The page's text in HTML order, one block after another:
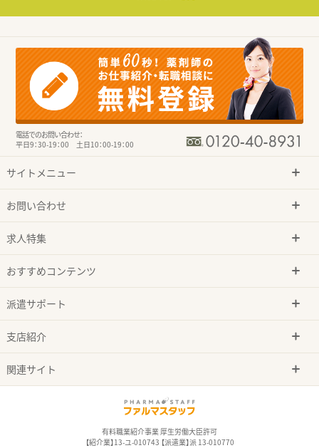
電話でのお問い合わせ：
平日9：30-19：00 土日10：00-19：00
サイトメニュー
お問い合わせ
求人特集
おすすめコンテンツ
派遣サポート
支店紹介
関連サイト
有料職業紹介事業 厚生労働大臣許可
【紹介業】13-ユ-010743 【派遣業】派 13-010770